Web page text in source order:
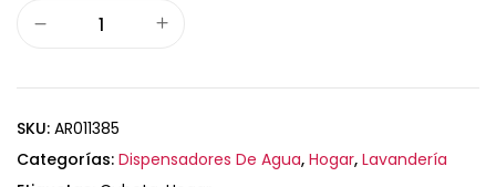
SKU: AR011385
Categorías: Dispensadores De Agua, Hogar, Lavandería